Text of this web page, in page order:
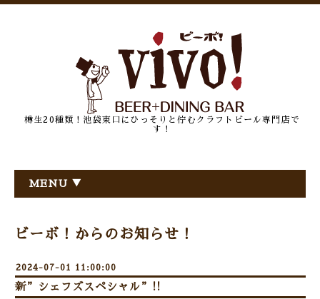
樽生20種類！池袋東口にひっそりと佇むクラフトビール専門店で
す！
MENU ▼
ビーボ！からのお知らせ！
2024-07-01 11:00:00
新”シェフズスペシャル”!!